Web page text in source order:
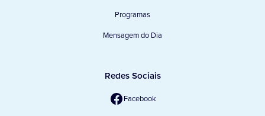
Programas
Mensagem do Dia
Redes Sociais
Facebook